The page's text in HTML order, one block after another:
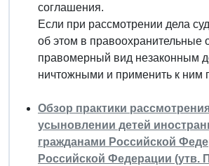
соглашения.
Если при рассмотрении дела
об этом в правоохранительные
правомерный вид незаконным
ничтожными и применить к ним
Обзор практики
усыновлении детей
гражданами Российской
Российской Федерации (утв.